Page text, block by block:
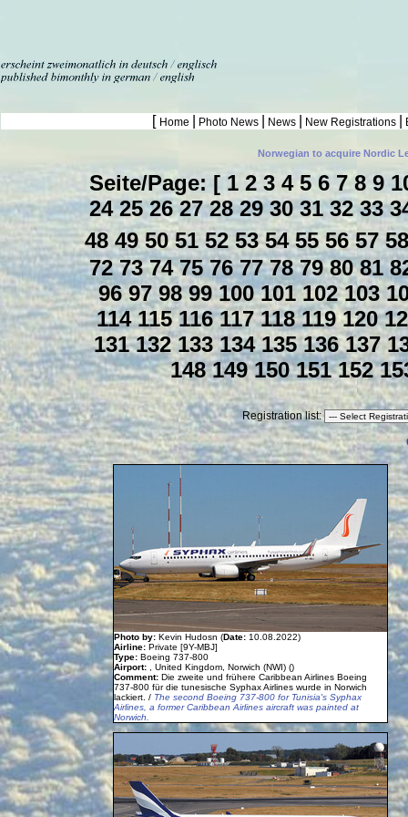
[ Home Photo News News New Registrations
Norwegian to acquire Nordic
Seite/Page: [1 2 3 4 5 6 78 9
24252627282930313233
4849 5051 52 535455 5657
72737475767778798081
9697 9899100101102103
114115116117118119120
131132133134135136137
148149150151152
Registration list:
Photo by: Kevin Hudosn (Date: 10.08.2022)
Airline: Private [9Y-MBJ]
Type: Boeing 737-800
Airport:
, United Kingdom, Norwich (NWI) ()
Comment: Die zweite und frühere Caribbean Airlines Boeing
737-800 für die tunesische Syphax Airlines wurde in Norwich
lackiert. / The second Boeing 737-800 for Tunisia's Syphax
Airlines, a former Caribbean Airlines aircraft was painted at
Norwich.